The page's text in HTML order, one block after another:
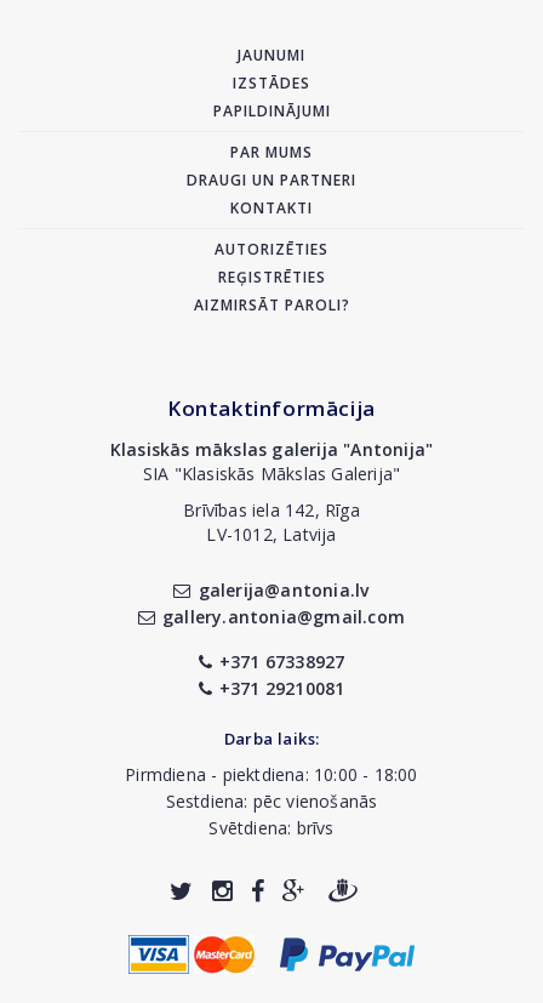
JAUNUMI
IZSTĀDES
PAPILDINĀJUMI
PAR MUMS
DRAUGI UN PARTNERI
KONTAKTI
AUTORIZĒTIES
REĢISTRĒTIES
AIZMIRSĀT PAROLI?
Kontaktinformācija
Klasiskās mākslas galerija "Antonija"
SIA "Klasiskās Mākslas Galerija"
Brīvības iela 142, Rīga
LV-1012, Latvija
galerija@antonia.lv
gallery.antonia@gmail.com
+371 67338927
+371 29210081
Darba laiks:
Pirmdiena - piektdiena: 10:00 - 18:00
Sestdiena: pēc vienošanās
Svētdiena: brīvs